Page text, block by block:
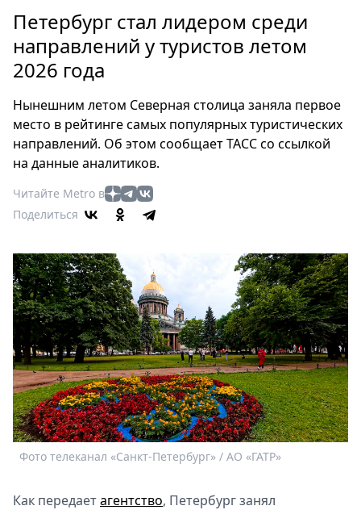
Россия
Мир
Здоровье
Туризм
Мода
Театр
Кино
Афиша
Книги
Выставки
Пресс-
релизы
О
Metro
Стримы
Спецпроекты
Звезды
Выборы
2026
Скачай
Петербург стал лидером среди
направлений у туристов летом
2026 года
Нынешним летом Северная столица заняла первое
место в рейтинге самых популярных туристических
направлений. Об этом сообщает ТАСС со ссылкой
на данные аналитиков.
Читайте Metro в
Поделиться
Фото телеканал «Санкт-Петербург» / АО «ГАТР»
Как передаетагентство, Петербург занял